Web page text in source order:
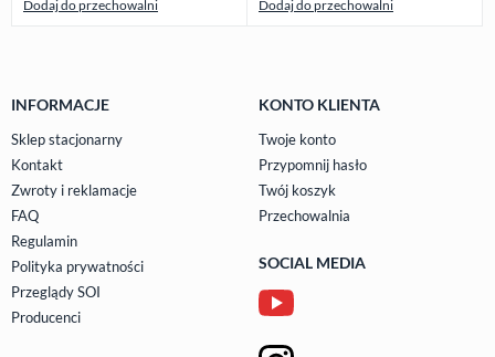
Dodaj do przechowalni Dodaj do przechowalni
INFORMACJE
Sklep stacjonarny
Kontakt
Zwroty i reklamacje
FAQ
Regulamin
Polityka prywatności
Przeglądy SOI
Producenci
KONTO KLIENTA
Twoje konto
Przypomnij hasło
Twój koszyk
Przechowalnia
SOCIAL MEDIA